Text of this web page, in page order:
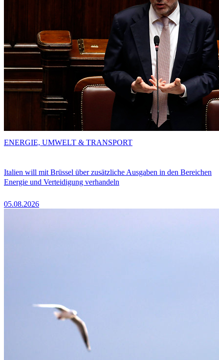
Italien will mit Brüssel über zusätzliche Ausgaben in den Bereichen
Energie und Verteidigung verhandeln
05.08.2026
ENERGIE, UMWELT & TRANSPORT